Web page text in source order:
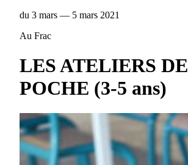
du 3 mars — 5 mars 2021
Au Frac
LES ATELIERS DE
POCHE (3-5 ans)